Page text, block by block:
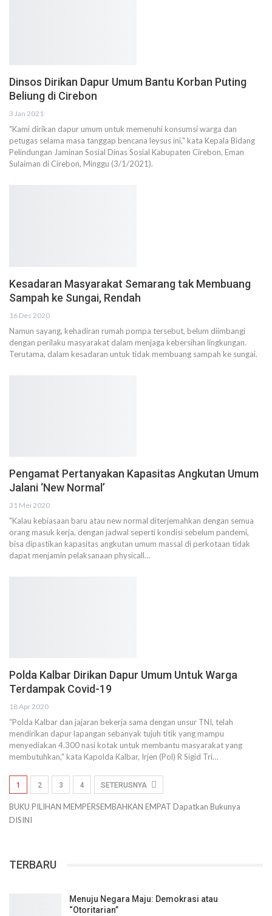
Dinsos Dirikan Dapur Umum Bantu Korban Puting
Beliung di Cirebon
3 Jan 2021
"Kami dirikan dapur umum untuk memenuhi konsumsi warga dan
petugas selama masa tanggap bencana leysus ini," kata Kepala Bidang
Pelindungan Jaminan Sosial Dinas Sosial Kabupaten Cirebon, Eman
Sulaiman di Cirebon, Minggu (3/1/2021).
Kesadaran Masyarakat Semarang tak Membuang
Sampah ke Sungai, Rendah
16 Des 2020
Namun sayang, kehadiran rumah pompa tersebut, belum diimbangi
dengan perilaku masyarakat dalam menjaga kebersihan lingkungan.
Terutama, dalam kesadaran untuk tidak membuang sampah ke sungai.
Pengamat Pertanyakan Kapasitas Angkutan Umum
Jalani ‘New Normal’
31 Mei 2020
"Kalau kebiasaan baru atau new normal diterjemahkan dengan semua
orang masuk kerja, dengan jadwal seperti kondisi sebelum pandemi,
bisa dipastikan kapasitas angkutan umum massal di perkotaan tidak
dapat menjamin pelaksanaan physicall…
Polda Kalbar Dirikan Dapur Umum Untuk Warga
Terdampak Covid-19
18 Apr 2020
“Polda Kalbar dan jajaran bekerja sama dengan unsur TNI, telah
mendirikan dapur lapangan sebanyak tujuh titik yang mampu
menyediakan 4.300 nasi kotak untuk membantu masyarakat yang
membutuhkan," kata Kapolda Kalbar, Irjen (Pol) R Sigid Tri…
1 2 3 4 SETERUSNYA
BUKU PILIHAN MEMPERSEMBAHKAN EMPAT Dapatkan Bukunya
DISINI
TERBARU
Menuju Negara Maju: Demokrasi atau
“Otoritarian”